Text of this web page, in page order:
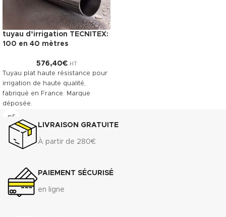
tuyau d’irrigation TECNITEX:
100 en 40 mètres
576,40€ HT
Tuyau plat haute résistance pour
irrigation de haute qualité,
fabriqué en France. Marque
déposée.
Télécharger la fiche technique
(.pdf)
LIVRAISON GRATUITE
À partir de 280€
PAIEMENT SÉCURISÉ
en ligne